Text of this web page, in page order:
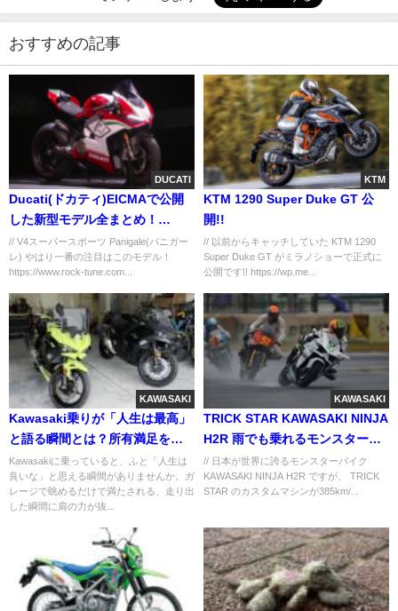
おすすめの記事
DUCATI
Ducati(ドカティ)EICMAで公開
した新型モデル全まとめ！
PanigaleV4も！
// V4スーパースポーツ Panigale(パニガー
レ) やはり一番の注目はこのモデル！
https://www.rock-tune.com...
KTM
KTM 1290 Super Duke GT 公
開!!
// 以前からキャッチしていた KTM 1290
Super Duke GT がミラノショーで正式に
公開です!! https://wp.me...
KAWASAKI
Kawasaki乗りが「人生は最高」
と語る瞬間とは？所有満足を深
める5つの問い
Kawasakiに乗っていると、ふと「人生は
良いな」と思える瞬間がありませんか。ガ
レージで眺めるだけで満たされる、走り出
した瞬間に肩の力が抜...
KAWASAKI
TRICK STAR KAWASAKI NINJA
H2R 雨でも乗れるモンスターバ
イク映像集!!
// 日本が世界に誇るモンスターバイク
KAWASAKI NINJA H2R ですが、 TRICK
STAR のカスタムマシンが385km/...